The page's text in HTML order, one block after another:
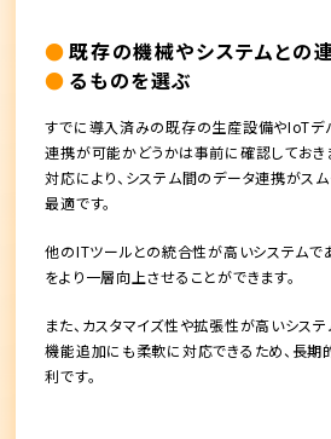
既存の機械やシステムとの
るものを選ぶ
すでに導入済みの既存の生産設備やIoTデ
連携が可能かどうかは事前に確認しておき
対応により、システム間のデータ連携がス
最適です。
他のITツールとの統合性が高いシステムで
をより一層向上させることができます。
また、カスタマイズ性や拡張性が高いシス
機能追加にも柔軟に対応できるため、長
利です。